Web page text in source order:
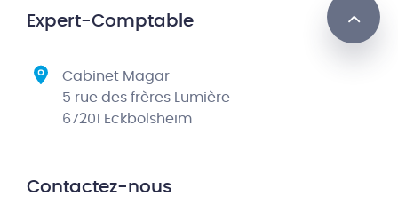
Expert-Comptable
Cabinet Magar
5 rue des frères Lumière
67201 Eckbolsheim
Contactez-nous